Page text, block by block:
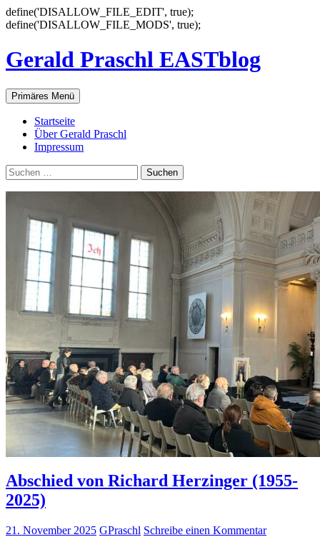
define('DISALLOW_FILE_EDIT', true);
define('DISALLOW_FILE_MODS', true);
springen
Gerald Praschl EASTblog
Suchen
Primäres Menü
Startseite
Über Gerald Praschl
Impressum
Suche
nach:
Abschied von Richard Herzinger (1955-
2025)
21. November 2025 GPraschl Schreibe einen Kommentar